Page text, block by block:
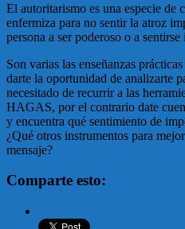
El autoritarismo es una especie de
enfermiza para no sentir la atroz
persona a ser poderoso o a
Son varias las enseñanzas
darte la oportunidad de analizarte
necesitado de recurrir a las
HAGAS, por el contrario date
y encuentra qué sentimiento de
¿Qué otros instrumentos para
mensaje?
Comparte esto: